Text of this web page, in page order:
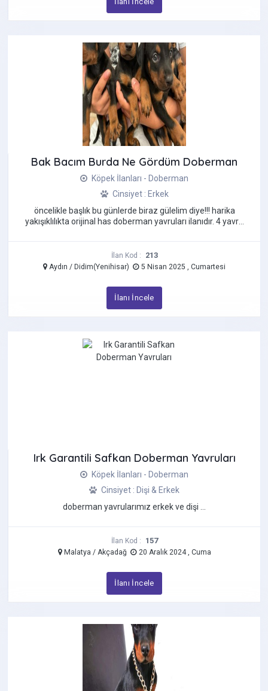
Bak Bacım Burda Ne Gördüm Doberman
Köpek İlanları - Doberman
Cinsiyet : Erkek
öncelikle başlık bu günlerde biraz gülelim diye!!! harika
yakışıklılıkta orijinal has doberman yavruları ilanıdır. 4 yavru
İlan Kod : 213
Aydın / Didim(Yenihisar) 5 Nisan 2025 , Cumartesi
İlanı İncele
Irk Garantili Safkan Doberman Yavruları
Köpek İlanları - Doberman
Cinsiyet : Dişi & Erkek
doberman yavrularımız erkek ve dişi ...
İlan Kod : 157
Malatya / Akçadağ 20 Aralık 2024 , Cuma
İlanı İncele